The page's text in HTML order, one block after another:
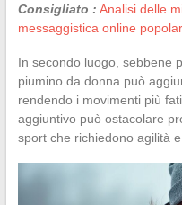
Consigliato : Analisi delle
messaggistica online
In secondo luogo, sebbene
piumino da donna può
rendendo i movimenti più
aggiuntivo può ostacolare
sport che richiedono agilità e